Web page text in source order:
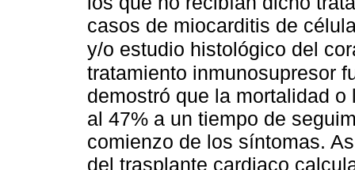
casos de miocarditis de
y/o estudio histológico del
tratamiento inmunosupresor
demostró que la mortalidad
al 47% a un tiempo de
comienzo de los síntomas.
del trasplante cardiaco